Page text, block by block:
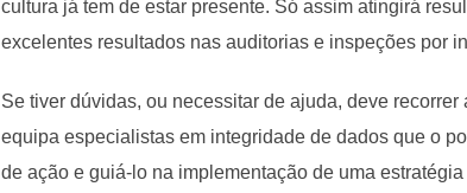
cultura já tem de estar presente. Só assim atingirá
excelentes resultados nas auditorias e inspeções por
Se tiver dúvidas, ou necessitar de ajuda, deve
equipa especialistas em integridade de dados que o
de ação e guiá-lo na implementação de uma estratégia